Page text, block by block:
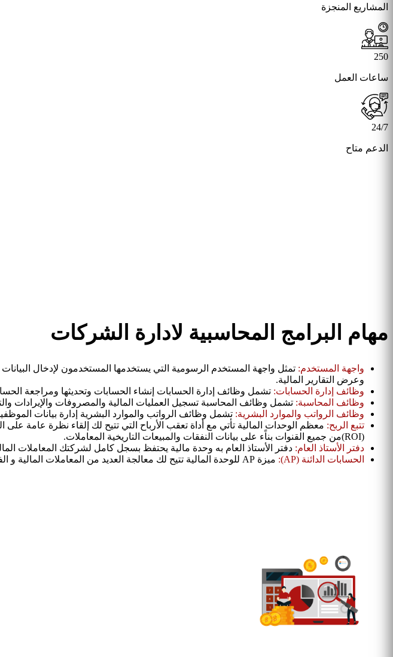
المشاريع المنجزة
250
ساعات العمل
24/7
الدعم متاح
مهام البرامج المحاسبية لادارة الشركات
واجهة المستخدم: تمثل واجهة المستخدم الرسومية التي يستخدمها المستخدمون لإدخال
وعرض التقارير المالية.
وظائف إدارة الحسابات: تشمل وظائف إدارة الحسابات إنشاء الحسابات وتحديثها ومراجعة
وظائف المحاسبة: تشمل وظائف المحاسبة تسجيل العمليات المالية والمصروفات والإيرادات
وظائف الرواتب والموارد البشرية: تشمل وظائف الرواتب والموارد البشرية إدارة بيانات
تتبع الربح: معظم الوحدات المالية تأتي مع أداة تعقب الأرباح التي تتيح لك إلقاء نظرة عامة
(ROI)من جميع القنوات بناًء على بيانات النفقات والمبيعات التاريخية المعاملات.
دفتر الأستاذ العام: دفتر الأستاذ العام به وحدة مالية يحتفظ بسجل كامل لشركتك المعاملات
الحسابات الدائنة (AP):
ميزة AP للوحدة المالية تتيح لك معالجة العديد من المعاملات المالية و الفواتير بكل سهولة. وهذا بدوره يتيح لك إقامة علاقة رائعة مع البائعين.